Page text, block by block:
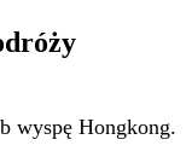
wyspę Hongkong.